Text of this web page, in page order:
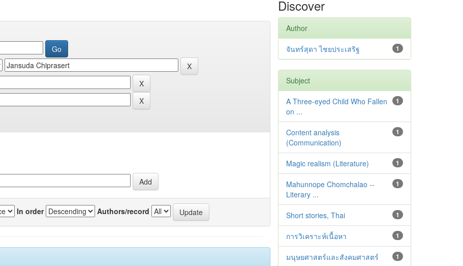
In order Authors/record
Discover
Author
1
จันทร์สุดา ไชยประเสริฐ
Subject
1
A Three-eyed Child Who Fallen
on ...
1
Content analysis
(Communication)
1
Magic realism (Literature)
1
Mahunnope Chomchalao --
Literary ...
1
Short stories, Thai
1
การวิเคราะห์เนื้อหา
1
มนุษยศาสตร์และสังคมศาสตร์